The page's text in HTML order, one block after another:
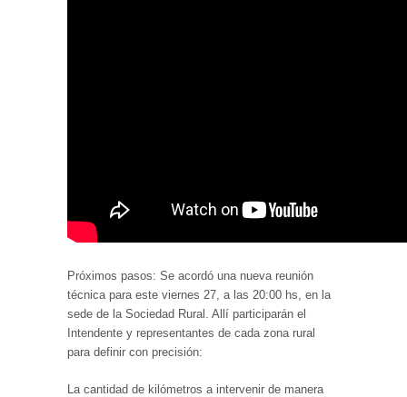
Próximos pasos: Se acordó una nueva reunión
técnica para este viernes 27, a las 20:00 hs, en la
sede de la Sociedad Rural. Allí participarán el
Intendente y representantes de cada zona rural
para definir con precisión:
La cantidad de kilómetros a intervenir de manera